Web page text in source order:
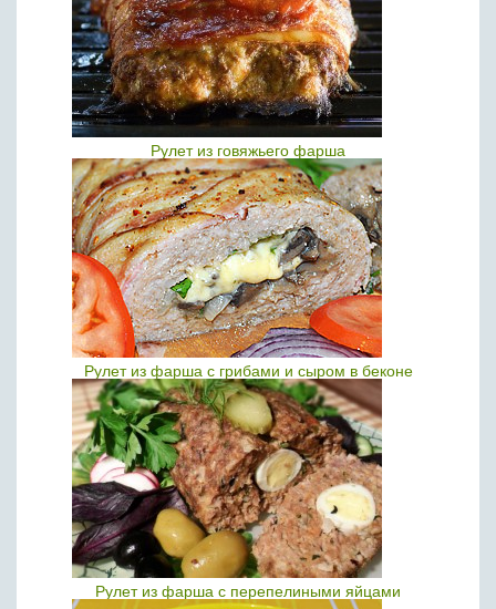
Рулет из говяжьего фарша
Рулет из фарша с грибами и сыром в беконе
Рулет из фарша с перепелиными яйцами